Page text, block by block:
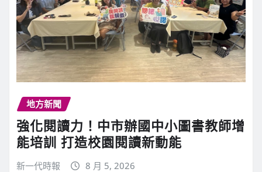
地方新聞
強化閱讀力！中市辦國中小圖書教師增
能培訓 打造校園閱讀新動能
新一代時報 8 月 5, 2026